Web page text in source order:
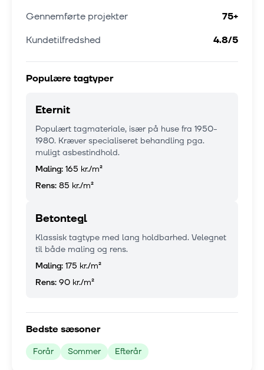
Gennemførte projekter
75+
Kundetilfredshed
4.8/5
Populære tagtyper
Eternit
Populært tagmateriale, især på huse fra 1950-
1980. Kræver specialiseret behandling pga.
muligt asbestindhold.
Maling: 165 kr./m²
Rens: 85 kr./m²
Betontegl
Klassisk tagtype med lang holdbarhed. Velegnet
til både maling og rens.
Maling: 175 kr./m²
Rens: 90 kr./m²
Bedste sæsoner
Forår Sommer Efterår